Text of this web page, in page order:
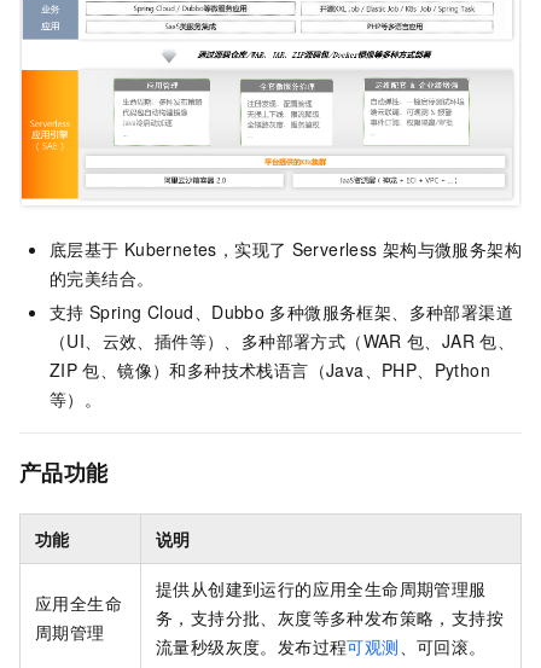
底层基于 Kubernetes，实现了 Serverless 架构与微服务架构
的完美结合。
支持 Spring Cloud、Dubbo 多种微服务框架、多种部署渠道
（UI、云效、插件等）、多种部署方式（WAR 包、JAR 包、
ZIP 包、镜像）和多种技术栈语言（Java、PHP、Python
等）。
产品功能
功能 说明
应用全生命
周期管理
提供从创建到运行的应用全生命周期管理服
务，支持分批、灰度等多种发布策略，支持按
流量秒级灰度。发布过程可观测、可回滚。